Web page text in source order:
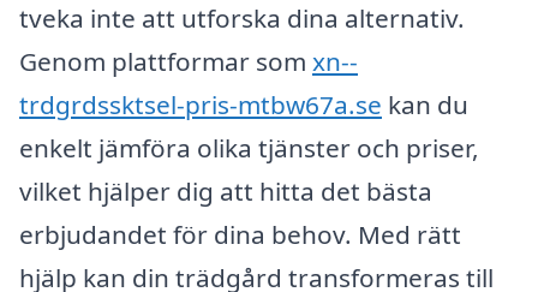
tveka inte att utforska dina alternativ.
Genom plattformar som xn--
trdgrdssktsel-pris-mtbw67a.se kan du
enkelt jämföra olika tjänster och priser,
vilket hjälper dig att hitta det bästa
erbjudandet för dina behov. Med rätt
hjälp kan din trädgård transformeras till